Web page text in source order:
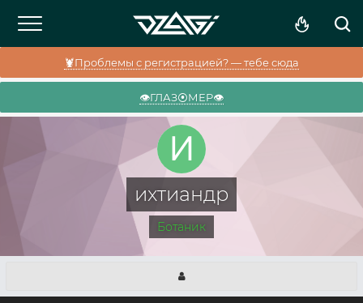
🦞Проблемы с регистрацией? — тебе сюда
👁️ГЛАЗ⦿МЕР👁️
ихтиандр
Ботаник